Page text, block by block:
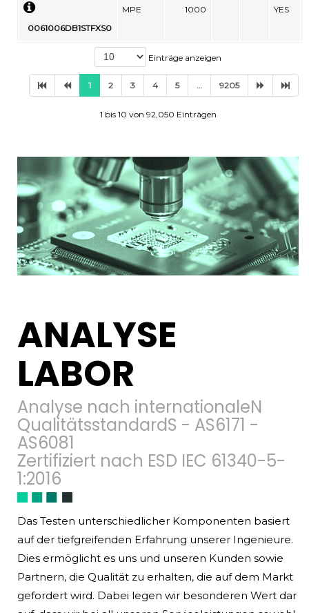
0061006DB1STFXS0
MPE 1000 YES
Einträge anzeigen
1 2 3 4 5 … 9205
1 bis 10 von 92,050 Einträgen
ANALYSE
LABOR
Analyse nach internationaleN
QualitätsstandardS - AS6171 -
AS6081
Zertifiziert nach ESD IEC 61340-5-
1:2016
Das Testen unterschiedlicher Komponenten basiert
auf der tiefgreifenden Erfahrung unserer Ingenieure.
Dies ermöglicht es uns und unseren Kunden sowie
Partnern, die Qualität zu erhalten, die auf dem Markt
gefordert wird. Dabei legen wir besonderen Wert dar